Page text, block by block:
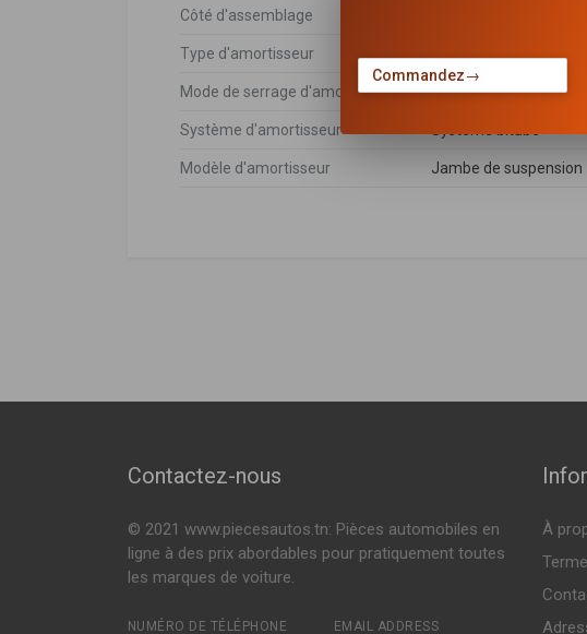
Côté d'assemblage
Type d'amortisseur
Mode de serrage d'amortisseur Bossage en bas
Système d'amortisseur
Modèle d'amortisseur Jambe de suspension
Amortisseur
Amortisseur LTM
C26184
Amortisseur
Contactez-nous
© 2021 www.piecesautos.tn: Pièces automobiles en
ligne à des prix abordables pour pratiquement toutes
les marques de voiture.
NUMÉRO DE TÉLÉPHONE EMAIL ADDRESS
À
Commandez→